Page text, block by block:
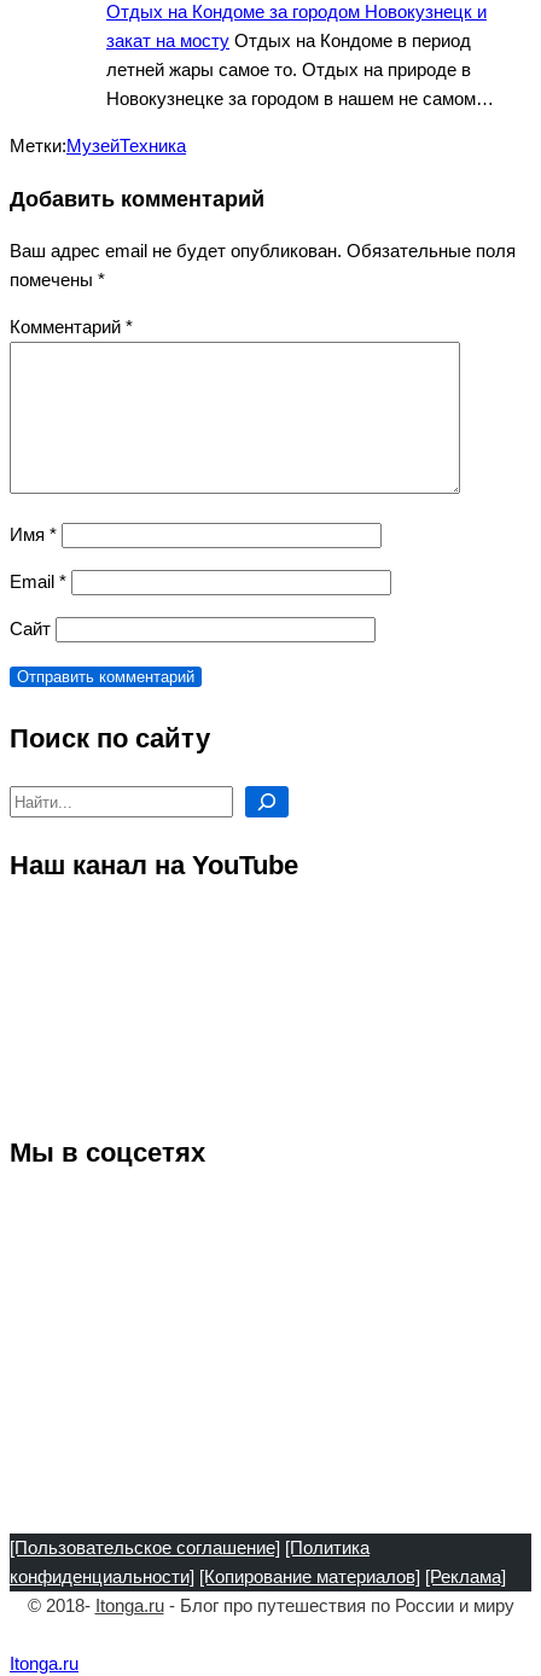
Отдых на Кондоме за городом Новокузнецк и
закат на мосту Отдых на Кондоме в период
летней жары самое то. Отдых на природе в
Новокузнецке за городом в нашем не самом…
Метки:МузейТехника
Добавить комментарий
Ваш адрес email не будет опубликован. Обязательные поля
помечены *
Комментарий *
Имя *
Email *
Сайт
Поиск по сайту
Поиск
Наш канал на YouTube
Мы в соцсетях
[Пользовательское соглашение] [Политика
конфиденциальности] [Копирование материалов] [Реклама]
© 2018- Itonga.ru- Блог про путешествия по России и миру
Itonga.ru